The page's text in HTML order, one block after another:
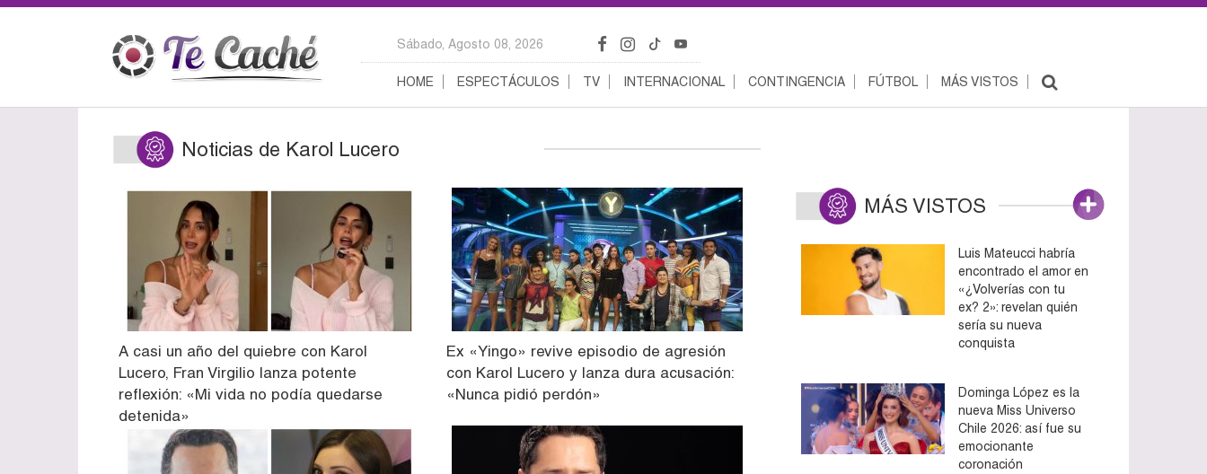
Sábado, Agosto 08, 2026
HOME ESPECTÁCULOS TV INTERNACIONAL CONTINGENCIA FÚTBOL MÁS VISTOS
Noticias de Karol Lucero
A casi un año del quiebre con Karol
Lucero, Fran Virgilio lanza potente
reflexión: «Mi vida no podía quedarse
detenida»
Ex «Yingo» revive episodio de agresión
con Karol Lucero y lanza dura acusación:
«Nunca pidió perdón»
MÁS VISTOS
Luis Mateucci habría
encontrado el amor en
«¿Volverías con tu
ex? 2»: revelan quién
sería su nueva
conquista
Dominga López es la
nueva Miss Universo
Chile 2026: así fue su
emocionante
coronación